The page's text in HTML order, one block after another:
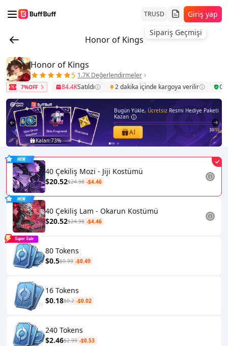
TRUSD
Sipariş Geçmişi
Giriş yap
Honor of Kings
Honor of Kings
5 1.7K Değerlendirmeler
7%OFF 84.4KSatıldı 2 dakika içinde kargoya verilir
Kalan:73%
Bugün Yükle, Ücretsiz Resmi Hediye Paketi
Kazan
Al $0/$5
1 2
40 Çekiliş Mozi - Jiji Kostümü
$20.52$24.98 -$4.46
40 Çekiliş Lam - Okarun Kostümü
$20.52$24.98 -$4.46
80 Tokens
$0.5$0.99 -$0.49
Super Sale
16 Tokens
$0.18$0.2 -$0.02
240 Tokens
$2.46$2.99 -$0.53